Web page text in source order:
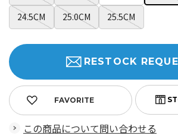
24.5CM
25.0CM 25.5CM
FAVORITE
RESTOCK
この商品について問い合わせる